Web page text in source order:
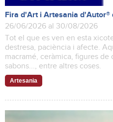
Fira d'Art i Artesania d'Autor®
26/06/2026 al 30/08/2026
Tot el que es ven en esta
destresa, paciència i afecte.
macramé, ceràmica, figures de
sabons..., entre altres coses.
Artesania